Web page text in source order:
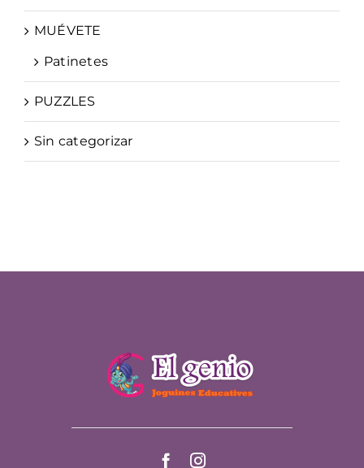
MUÉVETE
Patinetes
PUZZLES
Sin categorizar